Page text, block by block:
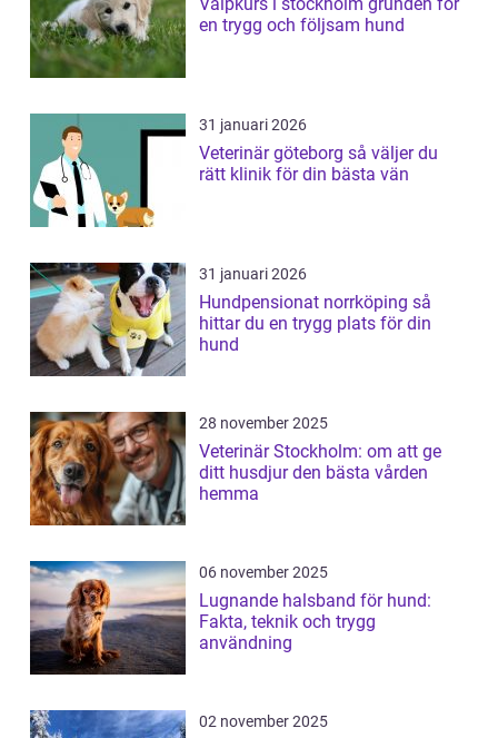
Valpkurs i stockholm grunden för
en trygg och följsam hund
31 januari 2026
Veterinär göteborg så väljer du
rätt klinik för din bästa vän
31 januari 2026
Hundpensionat norrköping så
hittar du en trygg plats för din
hund
28 november 2025
Veterinär Stockholm: om att ge
ditt husdjur den bästa vården
hemma
06 november 2025
Lugnande halsband för hund:
Fakta, teknik och trygg
användning
02 november 2025